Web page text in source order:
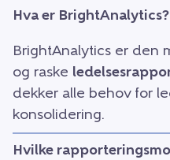
Hva er BrightAnalytics?
BrightAnalytics er den
og raske
dekker alle behov for
konsolidering.
Hvilke